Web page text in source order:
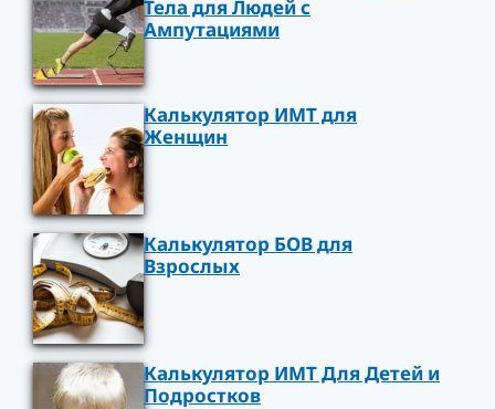
Тела для Людей с
Ампутациями
Калькулятор ИМТ для
Женщин
Калькулятор БОВ для
Взрослых
Калькулятор ИМТ Для Детей и
Подростков